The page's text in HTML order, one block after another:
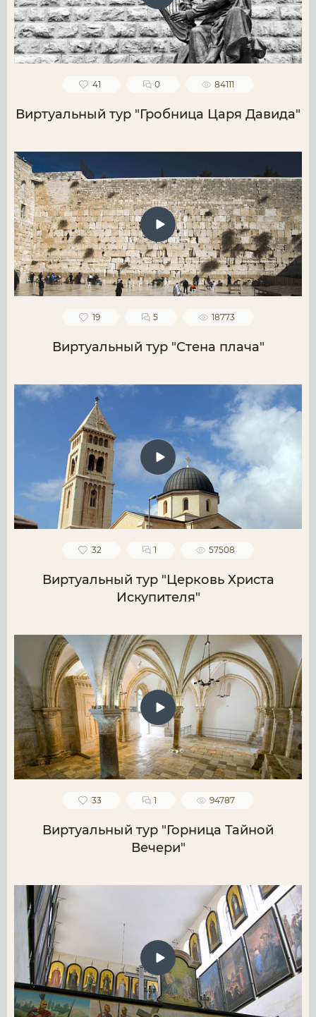
41 0 84111
Виртуальный тур "Гробница Царя Давида"
19 5 18773
Виртуальный тур "Стена плача"
32 1 57508
Виртуальный тур "Церковь Христа
Искупителя"
33 1 94787
Виртуальный тур "Горница Тайной
Вечери"